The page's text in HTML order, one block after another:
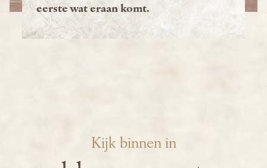
eerste wat eraan komt.
Kijk binnen in